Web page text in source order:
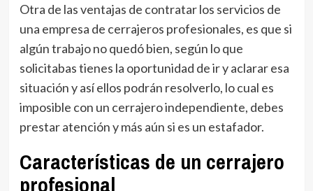
Otra de las ventajas de contratar los servicios de
una empresa de cerrajeros profesionales, es que si
algún trabajo no quedó bien, según lo que
solicitabas tienes la oportunidad de ir y aclarar esa
situación y así ellos podrán resolverlo, lo cual es
imposible con un cerrajero independiente, debes
prestar atención y más aún si es un estafador.
Características de un cerrajero
profesional